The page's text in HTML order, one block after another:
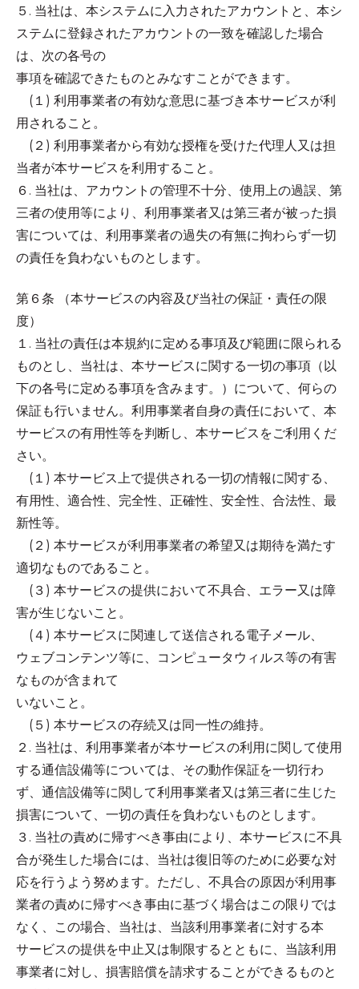
５. 当社は、本システムに入力されたアカウントと、本シ
ステムに登録されたアカウントの一致を確認した場合
は、次の各号の
事項を確認できたものとみなすことができます。
(１) 利用事業者の有効な意思に基づき本サービスが利
用されること。
(２) 利用事業者から有効な授権を受けた代理人又は担
当者が本サービスを利用すること。
６. 当社は、アカウントの管理不十分、使用上の過誤、第
三者の使用等により、利用事業者又は第三者が被った損
害については、利用事業者の過失の有無に拘わらず一切
の責任を負わないものとします。
第６条 （本サービスの内容及び当社の保証・責任の限
度）
１. 当社の責任は本規約に定める事項及び範囲に限られる
ものとし、当社は、本サービスに関する一切の事項（以
下の各号に定める事項を含みます。）について、何らの
保証も行いません。利用事業者自身の責任において、本
サービスの有用性等を判断し、本サービスをご利用くだ
さい。
(１) 本サービス上で提供される一切の情報に関する、
有用性、適合性、完全性、正確性、安全性、合法性、最
新性等。
(２) 本サービスが利用事業者の希望又は期待を満たす
適切なものであること。
(３) 本サービスの提供において不具合、エラー又は障
害が生じないこと。
(４) 本サービスに関連して送信される電子メール、
ウェブコンテンツ等に、コンピュータウィルス等の有害
なものが含まれて
いないこと。
(５) 本サービスの存続又は同一性の維持。
２. 当社は、利用事業者が本サービスの利用に関して使用
する通信設備等については、その動作保証を一切行わ
ず、通信設備等に関して利用事業者又は第三者に生じた
損害について、一切の責任を負わないものとします。
３. 当社の責めに帰すべき事由により、本サービスに不具
合が発生した場合には、当社は復旧等のために必要な対
応を行うよう努めます。ただし、不具合の原因が利用事
業者の責めに帰すべき事由に基づく場合はこの限りでは
なく、この場合、当社は、当該利用事業者に対する本
サービスの提供を中止又は制限するとともに、当該利用
事業者に対し、損害賠償を請求することができるものと